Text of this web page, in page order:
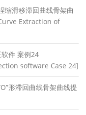
缩滑移滞回曲线骨架曲
Extraction of
件 案例24
software Case 24]
形滞回曲线骨架曲线提